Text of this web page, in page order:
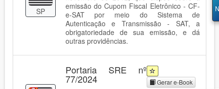
SP
emissão do Cupom Fiscal Eletrônico - CF-
e-SAT por meio do Sistema de
Autenticação e Transmissão - SAT, a
obrigatoriedade de sua emissão, e dá
outras providências.
Portaria SRE nº
77/2024 Gerar e-Book